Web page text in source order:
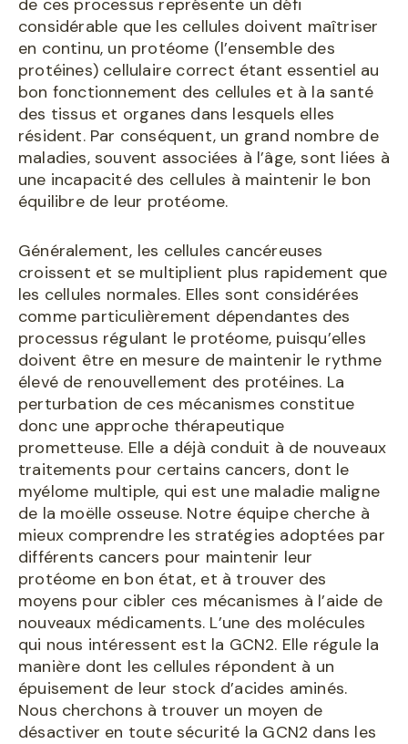
de ces processus représente un défi
considérable que les cellules doivent maîtriser
en continu, un protéome (l’ensemble des
protéines) cellulaire correct étant essentiel au
bon fonctionnement des cellules et à la santé
des tissus et organes dans lesquels elles
résident. Par conséquent, un grand nombre de
maladies, souvent associées à l’âge, sont liées à
une incapacité des cellules à maintenir le bon
équilibre de leur protéome.
Généralement, les cellules cancéreuses
croissent et se multiplient plus rapidement que
les cellules normales. Elles sont considérées
comme particulièrement dépendantes des
processus régulant le protéome, puisqu’elles
doivent être en mesure de maintenir le rythme
élevé de renouvellement des protéines. La
perturbation de ces mécanismes constitue
donc une approche thérapeutique
prometteuse. Elle a déjà conduit à de nouveaux
traitements pour certains cancers, dont le
myélome multiple, qui est une maladie maligne
de la moëlle osseuse. Notre équipe cherche à
mieux comprendre les stratégies adoptées par
différents cancers pour maintenir leur
protéome en bon état, et à trouver des
moyens pour cibler ces mécanismes à l’aide de
nouveaux médicaments. L’une des molécules
qui nous intéressent est la GCN2. Elle régule la
manière dont les cellules répondent à un
épuisement de leur stock d’acides aminés.
Nous cherchons à trouver un moyen de
désactiver en toute sécurité la GCN2 dans les